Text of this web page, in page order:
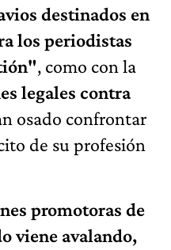
destinados en
los periodistas
, como con la
legales contra
osado confrontar
de su profesión
promotoras de
viene avalando,